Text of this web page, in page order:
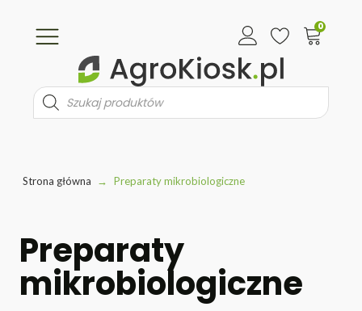
0
Wyszukiwarka
produktów
Strona główna → Preparaty mikrobiologiczne
Preparaty
mikrobiologiczne